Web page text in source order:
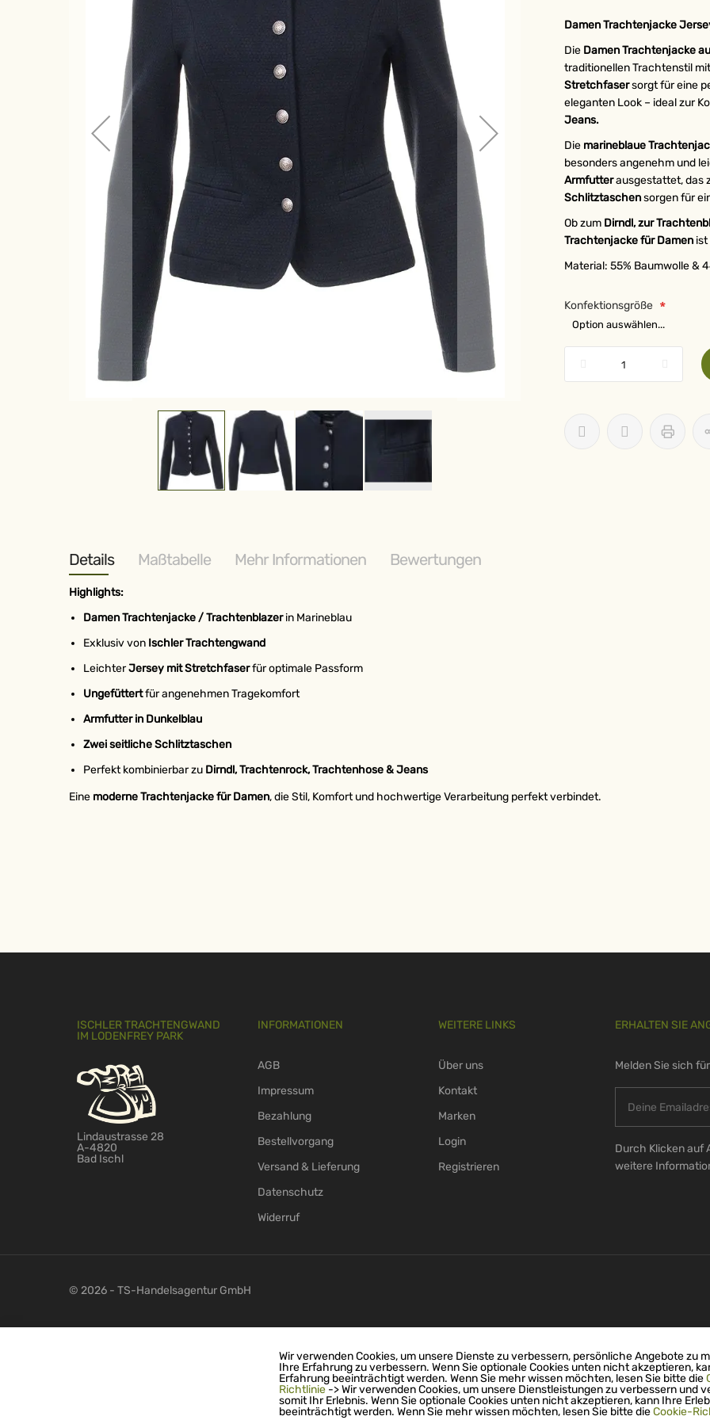
Damen Trachtenjacke
Die Damen Trachtenjacke
traditionellen Trachtenstil
Stretchfasersorgt für eine
eleganten Look – ideal zur
Jeans.
Die marineblaue
besonders angenehm und
Armfutterausgestattet, das
Schlitztaschensorgen für
Ob zum Dirndl, zur
Trachtenjacke für Damen ist
Material: 55% Baumwolle &
Konfektionsgröße
Details
Highlights:
Damen Trachtenjacke / Trachtenblazerin Marineblau
Exklusiv von Ischler Trachtengwand
LeichterJersey mit Stretchfaserfür optimale Passform
Ungefüttertfür angenehmen Tragekomfort
Armfutter in Dunkelblau
Zwei seitliche Schlitztaschen
Perfekt kombinierbar zu Dirndl, Trachtenrock, Trachtenhose & Jeans
Eine moderne Trachtenjacke für Damen, die Stil, Komfort und hochwertige Verarbeitung perfekt verbindet.
Maßtabelle Mehr Informationen Bewertungen
ISCHLER TRACHTENGWAND
IM LODENFREY PARK
Lindaustrasse 28
A-4820
Bad Ischl
INFORMATIONEN
AGB
Impressum
Bezahlung
Bestellvorgang
Versand & Lieferung
Datenschutz
Widerruf
WEITERE LINKS
Über uns
Kontakt
Marken
Login
Registrieren
ERHALTEN SIE
Melden Sie sich
Durch Klicken auf
weitere
© 2026 - TS-Handelsagentur GmbH
Wir verwenden Cookies, um unsere Dienste zu verbessern, persönliche Angebote zu
Ihre Erfahrung zu verbessern. Wenn Sie optionale Cookies unten nicht akzeptieren,
Erfahrung beeinträchtigt werden. Wenn Sie mehr wissen möchten, lesen Sie bitte die
Richtlinie -> Wir verwenden Cookies, um unsere Dienstleistungen zu verbessern und
somit Ihr Erlebnis. Wenn Sie optionale Cookies unten nicht akzeptieren, kann Ihre
beeinträchtigt werden. Wenn Sie mehr wissen möchten, lesen Sie bitte dieCookie-